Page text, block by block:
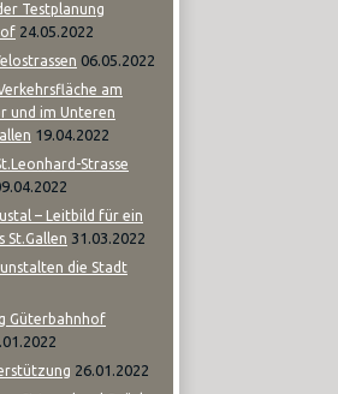
Testplanung
24.05.2022
06.05.2022
am
und im Unteren
19.04.2022
Strasse
– Leitbild für ein
St.Gallen 31.03.2022
die Stadt
Güterbahnhof
26.01.2022